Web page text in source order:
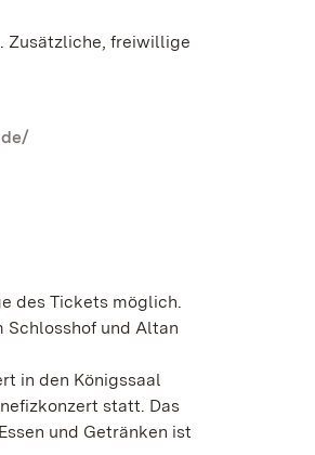
Zusätzliche, freiwillige
des Tickets möglich.
Schlosshof und Altan
in den Königssaal
statt. Das
und Getränken ist